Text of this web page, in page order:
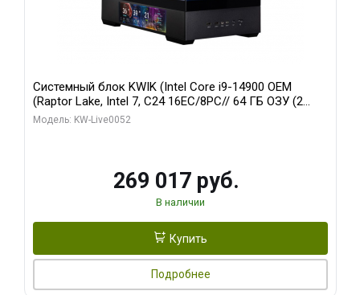
Системный блок KWIK (Intel Core i9-14900 OEM
(Raptor Lake, Intel 7, C24 16EC/8PC// 64 ГБ ОЗУ (2
модуля)/ Palit RTX5080 GAMINGPRO OC 16GB GDDR7
Модель: KW-Live0052
269 017 руб.
В наличии
Купить
Подробнее